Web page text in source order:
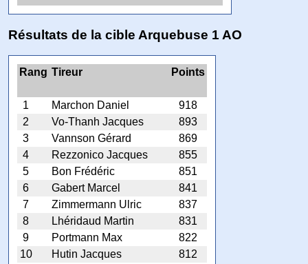
Résultats de la cible Arquebuse 1 AO
Rang Tireur Points
1 Marchon Daniel
918
2
Vo-Thanh Jacques
893
3
Vannson Gérard
869
4
Rezzonico Jacques
855
5
Bon Frédéric
851
6
Gabert Marcel
841
7
Zimmermann Ulric
837
8
Lhéridaud Martin
831
9
Portmann Max
822
10
Hutin Jacques
812